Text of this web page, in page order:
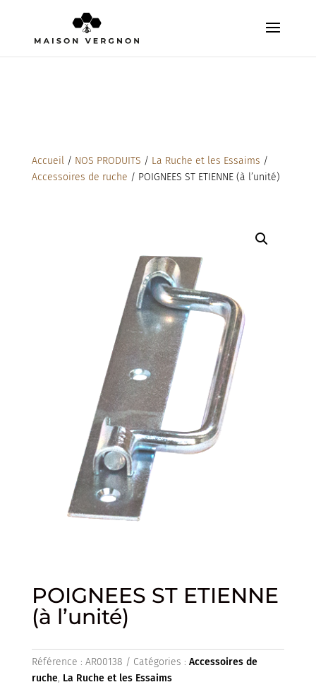
Accueil/ NOS PRODUITS / La Ruche et les Essaims /
Accessoires de ruche / POIGNEES ST ETIENNE (à l’unité)
POIGNEES ST ETIENNE
(à l’unité)
Référence : AR00138 Catégories : Accessoires de
ruche, La Ruche et les Essaims